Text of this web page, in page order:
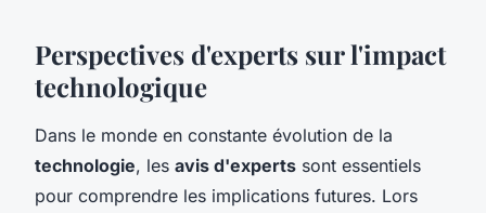
Perspectives d'experts sur l'impact
technologique
Dans le monde en constante évolution de la
technologie, les avis d'experts sont essentiels
pour comprendre les implications futures. Lors